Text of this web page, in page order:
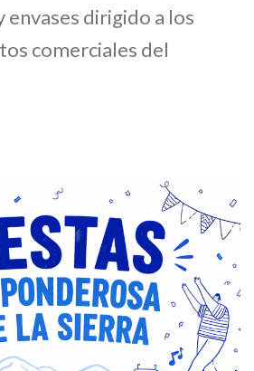
envases dirigido a los
comerciales del